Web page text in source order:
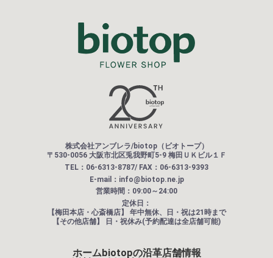
株式会社アンブレラ/biotop（ビオトープ）
〒530-0056 大阪市北区兎我野町5-9 梅田ＵＫビル１Ｆ
TEL：06-6313-8787/ FAX：06-6313-9393
E-mail：info@biotop.ne.jp
営業時間：09:00～24:00
定休日：
【梅田本店・心斎橋店】 年中無休、日・祝は21時まで
【その他店舗】
日・祝休み(予約配達は全店舗可能)
ホームbiotopの沿革店舗情報